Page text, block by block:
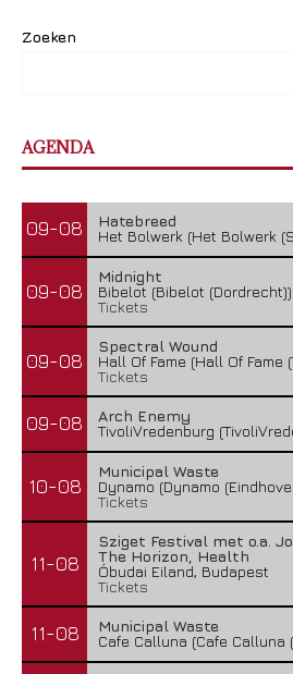
Zoeken
AGENDA
09-08
Hatebreed
Het Bolwerk (Het Bolwerk
09-08
Midnight
Bibelot (Bibelot (Dordrecht))
Tickets
09-08
Spectral Wound
Hall Of Fame (Hall Of Fame
Tickets
09-08
Arch Enemy
TivoliVredenburg
10-08
Municipal Waste
Dynamo (Dynamo
Tickets
11-08
Sziget Festival met o.a.
The Horizon, Health
Óbudai Eiland, Budapest
Tickets
11-08
Municipal Waste
Cafe Calluna (Cafe Calluna